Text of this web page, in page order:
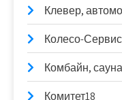
Клевер,
Колесо-Сервис
Комбайн, сауна
Комитет18